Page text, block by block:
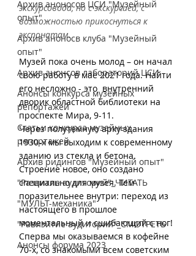
Архив аноносов ЦСИ "Музейный
опыт"
Архив аноносв клуба "Музейный
опыт"
Архив анонсов лабораторий ЦСИ
Анонсы конкурса музейных
репортажей
Статьи конкурса музейных
репортажей
Архив ридингов "Музейный опыт"
"Развитие аудиторий"_ЧИТАТЬ
"МУЛЬТ-механика"
"Равизитие аудиторий"_СМОТРЕТЬ
Анонсы форума 2023
экскурсовода, но с экскурсией, с
возможностью прикоснуться к
экспонатам.
Музей пока очень молод – он начал
свою работу в мае 2021 года. Найти
его несложно - это  внутренний
дворик областной библиотеки на
проспекте Мира, 9-11.
Через полутемную арку здания
1930-х мы выходим к современному
зданию из стекла и бетона.
Строение новое, оно создано
специально для музея. Тем
поразительнее внутри: переход из
настоящего в прошлое
моментальный и сшибающий с ног!
Сперва мы оказываемся в кофейне
70-х, со знакомыми всем советским